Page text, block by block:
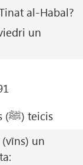
al-Habal?
un
Ibn Umars ziņoja ka Allāha Vēstnesis (ﷺ) teicis
(vīns) un